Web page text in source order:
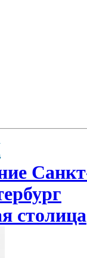
столица